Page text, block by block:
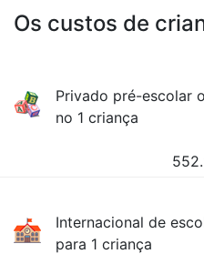
Os custos de
Privado pré-escolar
no 1 criança
Internacional de
para 1 criança